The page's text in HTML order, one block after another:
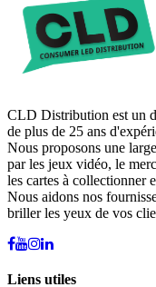
CLD Distribution est un
de plus de 25 ans
Nous proposons une
par les jeux vidéo, le
les cartes à collectionner
Nous aidons nos
briller les yeux de vos
Liens utiles